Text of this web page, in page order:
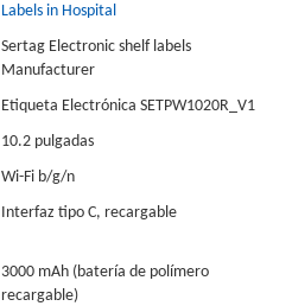
Labels in Hospital
Sertag Electronic shelf labels
Manufacturer
Etiqueta Electrónica SETPW1020R_V1
10.2 pulgadas
Wi-Fi b/g/n
Interfaz tipo C, recargable
3000 mAh (batería de polímero
recargable)